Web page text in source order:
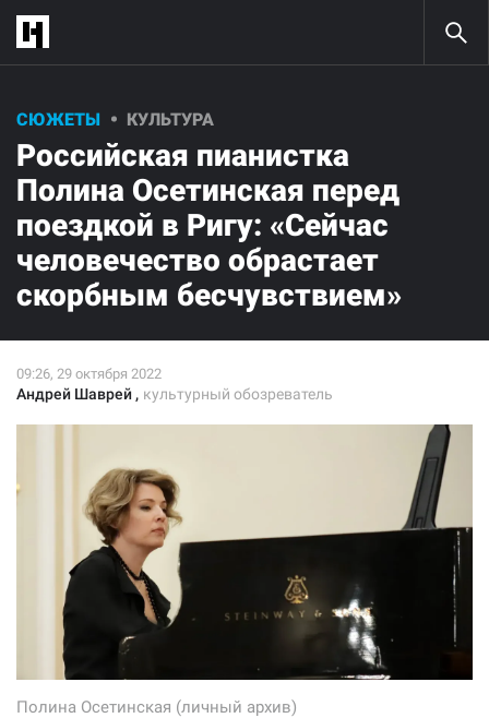
СЮЖЕТЫ КУЛЬТУРА
Российская пианистка
Полина Осетинская перед
поездкой в Ригу: «Сейчас
человечество обрастает
скорбным бесчувствием»
Андрей Шаврей , культурный обозреватель
Полина Осетинская (личный архив)
Помогите нам продолжить
работу!
Оформите пожертвование на любую сумму и поддержите
настоящую независимую журналистику!
Евро
Доллары
10 € 25 € 50
100
Нажимая кнопку «Поддержать», вы соглашаетесь с
правилами
обработки персональных данных
. Если вы захотите отписаться
от регулярного пожертвования, напишите нам на почту:
contact@novayagazeta.ee
ПОДДЕРЖАТЬ